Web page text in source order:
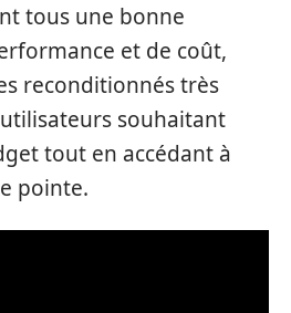
tous une bonne
et de coût,
reconditionnés très
souhaitant
tout en accédant à
pointe.